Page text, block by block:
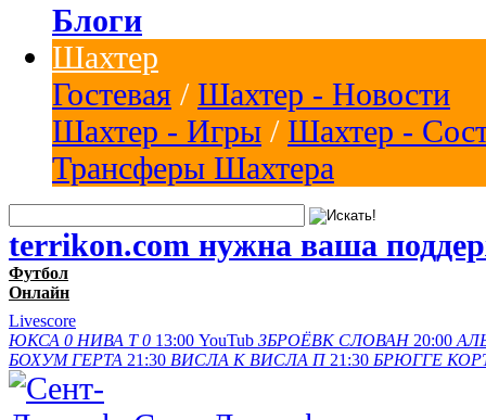
Блоги
Шахтер
Гостевая / Шахтер - Новости
Шахтер - Игры / Шахтер -
Трансферы Шахтера
terrikon.com нужна ваша
Футбол
Онлайн
Livescore
ЮКСА 0 НИВА Т 0 13:00 YouTub ЗБРОЁВК СЛОВАН 20:00
БОХУМ ГЕРТА 21:30 ВИСЛА K ВИСЛА П 21:30 БРЮГГЕ